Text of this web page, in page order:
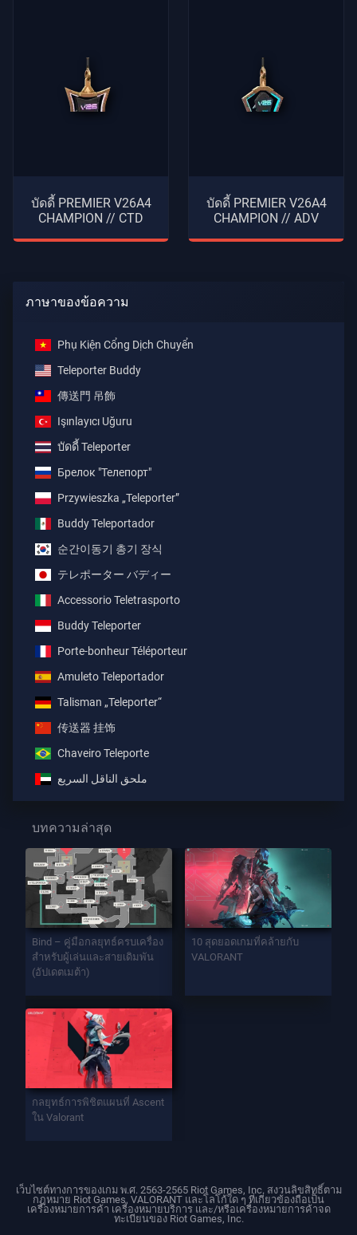
บัดดี้ PREMIER V26A4
CHAMPION // CTD
บัดดี้ PREMIER V26A4
CHAMPION // ADV
ภาษาของข้อความ
Phụ Kiện Cổng Dịch Chuyển
Teleporter Buddy
傳送門 吊飾
Işınlayıcı Uğuru
บัดดี้ Teleporter
Брелок "Телепорт"
Przywieszka „Teleporter”
Buddy Teleportador
순간이동기 총기 장식
テレポーター バディー
Accessorio Teletrasporto
Buddy Teleporter
Porte-bonheur Téléporteur
Amuleto Teleportador
Talisman „Teleporter“
传送器 挂饰
Chaveiro Teleporte
ملحق الناقل السريع
บทความล่าสุด
Bind – คู่มือกลยุทธ์ครบเครื่อง
สำหรับผู้เล่นและสายเดิมพัน
(อัปเดตเมต้า)
10 สุดยอดเกมที่คล้ายกับ
VALORANT
กลยุทธ์การพิชิตแผนที่ Ascent
ใน Valorant
เว็บไซต์ทางการของเกม พ.ศ. 2563-2565 Riot Games, Inc. สงวนลิขสิทธิ์ตาม
กฎหมาย Riot Games, VALORANT และโลโก้ใด ๆ ที่เกี่ยวข้องถือเป็น
เครื่องหมายการค้า เครื่องหมายบริการ และ/หรือเครื่องหมายการค้าจด
ทะเบียนของ Riot Games, Inc.